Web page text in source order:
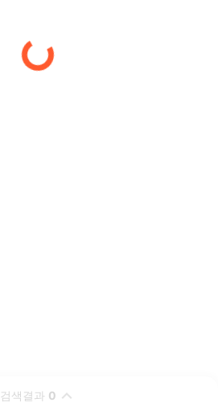
검색결과 0